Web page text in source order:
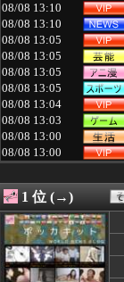
08/08 13:10
08/08 13:10
08/08 13:05
08/08 13:05
08/08 13:05
08/08 13:05
08/08 13:04
08/08 13:03
08/08 13:00
08/08 13:00
08/08 13:00
08/08 13:00
08/08 13:00
08/08 13:00
08/08 13:00
08/08 13:00
1 位 (→)